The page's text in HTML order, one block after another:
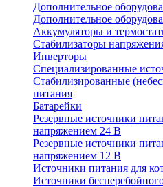
Дополнительное
Дополнительное
Аккумуляторы и
Стабилизаторы
Инверторы
Специализированные
Стабилизированные
питания
Батарейки
Резервные источники
напряжением 24 В
Резервные источники
напряжением 12 В
Источники питания для
Источники